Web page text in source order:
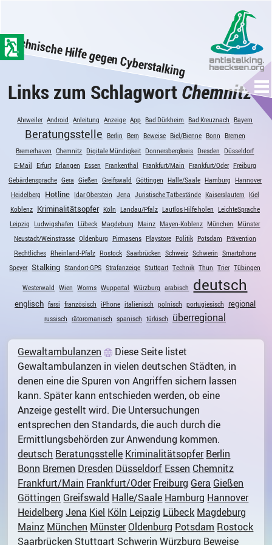
der
Seite
Technische Hilfe gegen Cyberstalking
Links zum SchlagwortChemnitz
Ahrweiler Android Anleitung Anzeige App Bad Dürkheim Bad Kreuznach Bayern
Beratungsstelle Berlin Bern Beweise Biel/Bienne Bonn Bremen
Bremerhaven
Chemnitz Digitale Mündigkeit Donnersbergkreis Dresden
Düsseldorf
E-Mail
Erfurt Erlangen Essen Frankenthal Frankfurt/Main Frankfurt/Oder Freiburg
Gebärdensprache Gera Gießen Greifswald Göttingen Halle/Saale Hamburg Hannover
Heidelberg
Hotline Idar Oberstein Jena Juristische Tatbestände Kaiserslautern Kiel
Koblenz Kriminalitätsopfer Köln Landau/Pfalz Lautlos Hilfe holen LeichteSprache
Leipzig
Ludwigshafen Lübeck Magdeburg Mainz Mayen-Koblenz München
Münster
Neustadt/Weinstrasse Oldenburg Pirmasens Playstore Politik Potsdam Prävention
Rechtliches Rheinland-Pfalz Rostock Saarbrücken Schweiz Schwerin Smartphone
Speyer Stalking Standort-GPS Strafanzeige Stuttgart Technik Thun Trier Tübingen
Westerwald Wien Worms Wuppertal Würzburg arabisch deutsch
englisch farsi französisch iPhone italienisch polnisch portugiesisch regional
russisch rätoromanisch spanisch türkisch überregional
Gewaltambulanzen
Diese Seite listet
Gewaltambulanzen in vielen deutschen Städten, in
denen eine die Spuren von Angriffen sichern lassen
kann. Später kann entschieden werden, ob eine
Anzeige gestellt wird. Die Untersuchungen
entsprechen den Standards, die auch durch die
Ermittlungsbehörden zur Anwendung kommen.
deutsch Beratungsstelle Kriminalitätsopfer Berlin
Bonn Bremen Dresden Düsseldorf Essen Chemnitz
Frankfurt/Main Frankfurt/Oder Freiburg Gera Gießen
Göttingen Greifswald Halle/Saale Hamburg Hannover
Heidelberg Jena Kiel Köln Leipzig Lübeck Magdeburg
Mainz München MünsterOldenburg Potsdam Rostock
Saarbrücken Stuttgart Schwerin Würzburg Beweise